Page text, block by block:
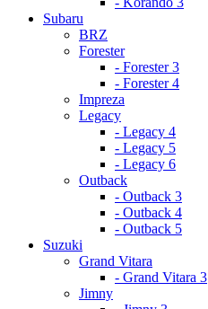
Subaru
BRZ
Forester
- Forester 3
- Forester 4
Impreza
Legacy
- Legacy 4
- Legacy 5
- Legacy 6
Outback
- Outback 3
- Outback 4
- Outback 5
Suzuki
Grand Vitara
- Grand Vitara 3
Jimny